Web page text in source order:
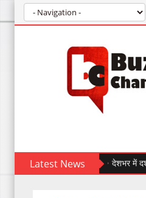
Latest Newsदेशभर में दर्शकों का